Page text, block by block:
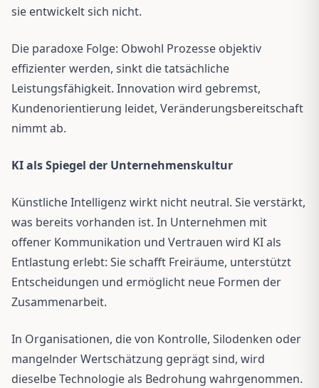
sie entwickelt sich nicht.
Die paradoxe Folge: Obwohl Prozesse objektiv
effizienter werden, sinkt die tatsächliche
Leistungsfähigkeit. Innovation wird gebremst,
Kundenorientierung leidet, Veränderungsbereitschaft
nimmt ab.
KI als Spiegel der Unternehmenskultur
Künstliche Intelligenz wirkt nicht neutral. Sie verstärkt,
was bereits vorhanden ist. In Unternehmen mit
offener Kommunikation und Vertrauen wird KI als
Entlastung erlebt: Sie schafft Freiräume, unterstützt
Entscheidungen und ermöglicht neue Formen der
Zusammenarbeit.
In Organisationen, die von Kontrolle, Silodenken oder
mangelnder Wertschätzung geprägt sind, wird
dieselbe Technologie als Bedrohung wahrgenommen.